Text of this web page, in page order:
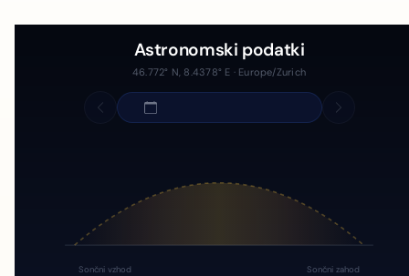
Astronomski podatki
46.772° N, 8.4378° E · Europe/Zurich
Sončni vzhod Sončni zahod